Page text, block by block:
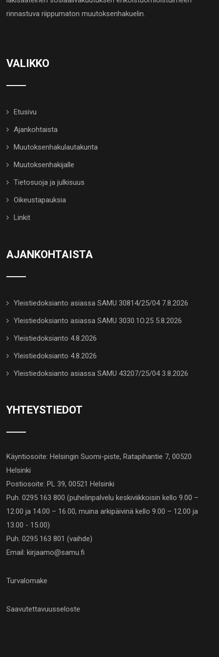
rinnastuva riippumaton muutoksenhakuelin.
VALIKKO
Etusivu
Ajankohtaista
Muutoksenhakulautakunta
Muutoksenhakijalle
Tietosuoja ja julkisuus
Oikeustapauksia
Linkit
AJANKOHTAISTA
Yleistiedoksianto asiassa SAMU 30814/25/04 7.8.2026
Yleistiedoksianto asiassa SAMU 3030.1O.25 5.8.2026
Yleistiedoksianto 4.8.2026
Yleistiedoksianto 4.8.2026
Yleistiedoksianto asiassa SAMU 43207/25/04 3.8.2026
YHTEYSTIEDOT
Käyntiosoite: Helsingin Suomi-piste, Ratapihantie 7, 00520
Helsinki
Postiosoite: PL 39, 00521 Helsinki
Puh. 0295 163 800 (puhelinpalvelu keskiviikkoisin kello 9.00 –
12.00 ja 14.00 – 16.00, muina arkipäivinä kello 9.00 – 12.00 ja
13.00 - 15.00)
Puh. 0295 163 801 (vaihde)
Email: kirjaamo@samu.fi
Turvalomake
Saavutettavuusseloste